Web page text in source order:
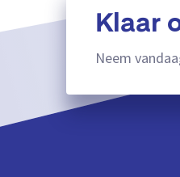
Klaar
Neem